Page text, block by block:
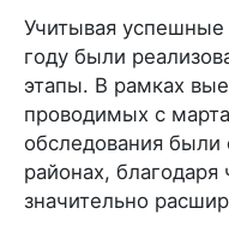
Учитывая успешные
году были
этапы. В рамках
проводимых с
обследования были
районах,
значительно